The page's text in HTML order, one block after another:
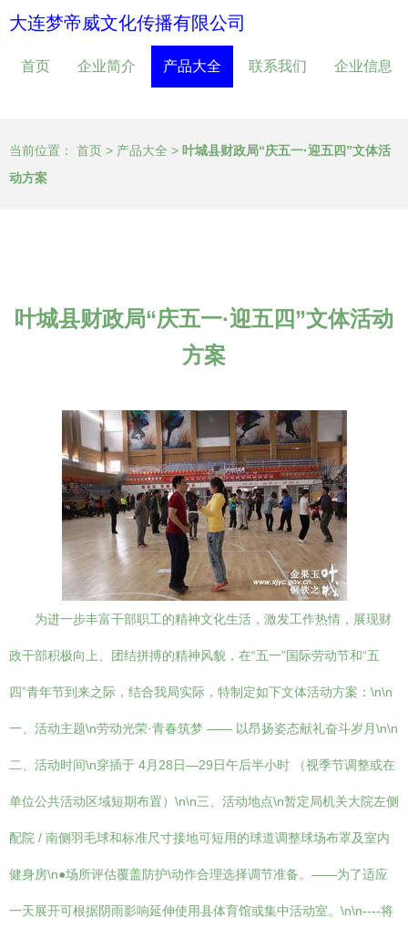
大连梦帝威文化传播有限公司
首页 企业简介 产品大全 联系我们 企业信息
当前位置： 首页 > 产品大全 > 叶城县财政局“庆五一·迎五四”文体活
动方案
叶城县财政局“庆五一·迎五四”文体活动
方案
为进一步丰富干部职工的精神文化生活，激发工作热情，展现财
政干部积极向上、团结拼搏的精神风貌，在“五一”国际劳动节和“五
四”青年节到来之际，结合我局实际，特制定如下文体活动方案：\n\n
一、活动主题\n劳动光荣·青春筑梦 —— 以昂扬姿态献礼奋斗岁月\n\n
二、活动时间\n穿插于 4月28日—29日午后半小时 （视季节调整或在
单位公共活动区域短期布置）\n\n三、活动地点\n暂定局机关大院左侧
配院 / 南侧羽毛球和标准尺寸接地可短用的球道调整球场布罩及室内
健身房\n●场所评估覆盖防护\动作合理选择调节准备。——为了适应
一天展开可根据阴雨影响延伸使用县体育馆或集中活动室。\n\n----将